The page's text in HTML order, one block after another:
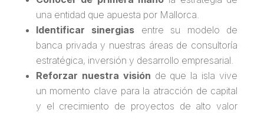
una entidad que apuesta por Mallorca.
Identificar sinergias entre su modelo de
banca privada y nuestras áreas de consultoría
estratégica, inversión y desarrollo empresarial.
Reforzar nuestra visión de que la isla vive
un momento clave para la atracción de capital
y el crecimiento de proyectos de alto valor